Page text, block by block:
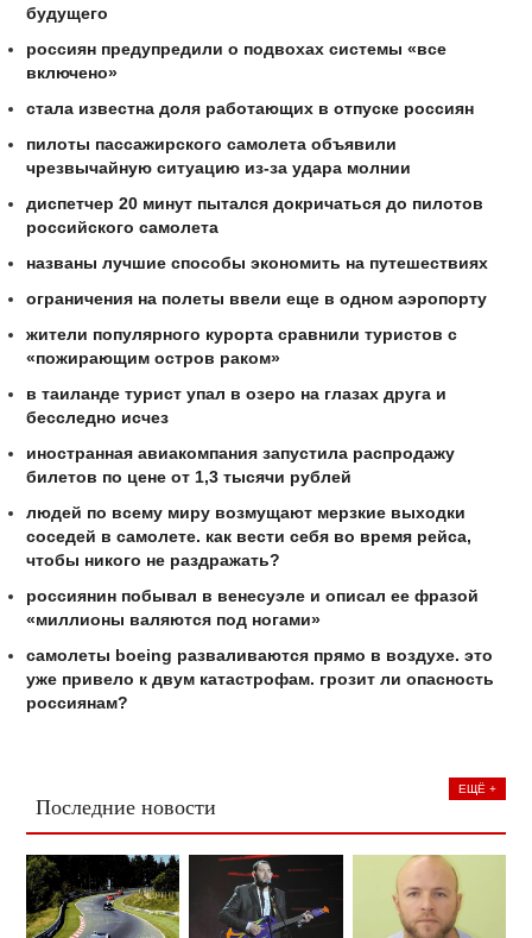
будущего
россиян предупредили о подвохах системы «все
включено»
стала известна доля работающих в отпуске россиян
пилоты пассажирского самолета объявили
чрезвычайную ситуацию из-за удара молнии
диспетчер 20 минут пытался докричаться до пилотов
российского самолета
названы лучшие способы экономить на путешествиях
ограничения на полеты ввели еще в одном аэропорту
жители популярного курорта сравнили туристов с
«пожирающим остров раком»
в таиланде турист упал в озеро на глазах друга и
бесследно исчез
иностранная авиакомпания запустила распродажу
билетов по цене от 1,3 тысячи рублей
людей по всему миру возмущают мерзкие выходки
соседей в самолете. как вести себя во время рейса,
чтобы никого не раздражать?
россиянин побывал в венесуэле и описал ее фразой
«миллионы валяются под ногами»
самолеты boeing разваливаются прямо в воздухе. это
уже привело к двум катастрофам. грозит ли опасность
россиянам?
Последние новости
ЕЩЁ +